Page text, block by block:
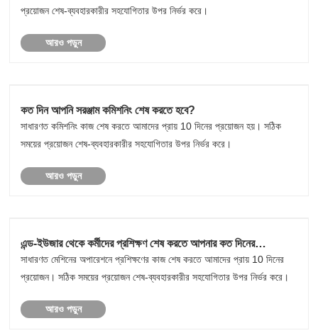
প্রয়োজন শেষ-ব্যবহারকারীর সহযোগিতার উপর নির্ভর করে।
আরও পড়ুন
কত দিন আপনি সরঞ্জাম কমিশনিং শেষ করতে হবে?
সাধারণত কমিশনিং কাজ শেষ করতে আমাদের প্রায় 10 দিনের প্রয়োজন হয়। সঠিক
সময়ের প্রয়োজন শেষ-ব্যবহারকারীর সহযোগিতার উপর নির্ভর করে।
আরও পড়ুন
এন্ড-ইউজার থেকে কর্মীদের প্রশিক্ষণ শেষ করতে আপনার কত দিনের
প্রয়োজন?
সাধারণত মেশিনের অপারেশনে প্রশিক্ষণের কাজ শেষ করতে আমাদের প্রায় 10 দিনের
প্রয়োজন। সঠিক সময়ের প্রয়োজন শেষ-ব্যবহারকারীর সহযোগিতার উপর নির্ভর করে।
আরও পড়ুন